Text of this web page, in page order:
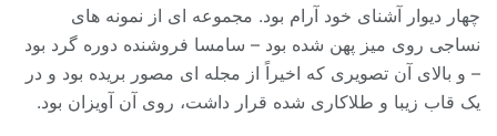
چهار دیوار آشنای خود آرام بود. مجموعه ای از نمونه های
نساجی روی میز پهن شده بود – سامسا فروشنده دوره گرد بود
– و بالای آن تصویری که اخیراً از مجله ای مصور بریده بود و در
یک قاب زیبا و طلاکاری شده قرار داشت، روی آن آویزان بود.